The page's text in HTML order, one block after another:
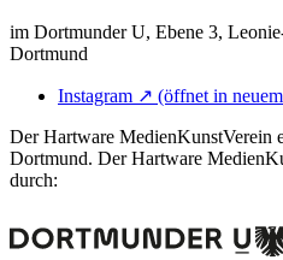
im Dortmunder U, Ebene 3,
Dortmund
Instagram ↗ (öffnet in
Der Hartware MedienKunstVerein
Dortmund. Der Hartware
durch: